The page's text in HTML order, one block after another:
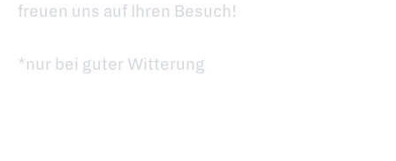
freuen uns auf Ihren Besuch!
*nur bei guter Witterung